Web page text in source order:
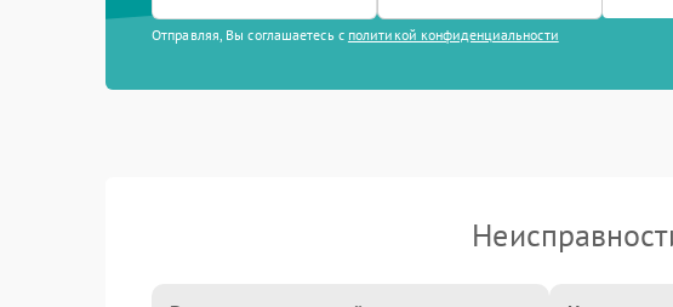
Отправляя, Вы соглашаетесь с политикой конфиденциальности